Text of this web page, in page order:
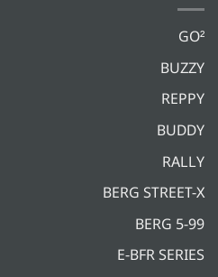
GO²
BUZZY
REPPY
BUDDY
RALLY
BERG STREET-X
BERG 5-99
E-BFR SERIES